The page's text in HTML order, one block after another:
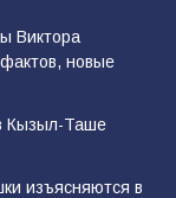
Виктора
новые
Кызыл-Таше
изъясняются в